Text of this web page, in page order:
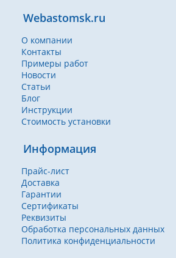
Webastomsk.ru
О компании
Контакты
Примеры работ
Новости
Статьи
Блог
Инструкции
Стоимость установки
Информация
Прайс-лист
Доставка
Гарантии
Сертификаты
Реквизиты
Обработка персональных данных
Политика конфиденциальности